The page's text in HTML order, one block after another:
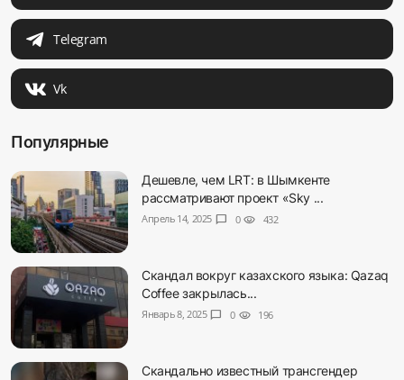
Telegram
Vk
Популярные
Дешевле, чем LRT: в Шымкенте
рассматривают проект «Sky ...
Апрель 14, 2025 chat_bubble 0 visibility 432
Скандал вокруг казахского языка: Qazaq
Coffee закрылась...
Январь 8, 2025 chat_bubble 0 visibility 196
Скандально известный трансгендер